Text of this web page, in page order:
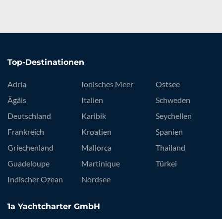
Top-Destinationen
Adria
Ägäis
Deutschland
Frankreich
Griechenland
Guadeloupe
Indischer Ozean
Ionisches Meer
Italien
Karibik
Kroatien
Mallorca
Martinique
Nordsee
Ostsee
Schweden
Seychellen
Spanien
Thailand
Türkei
1a Yachtcharter GmbH